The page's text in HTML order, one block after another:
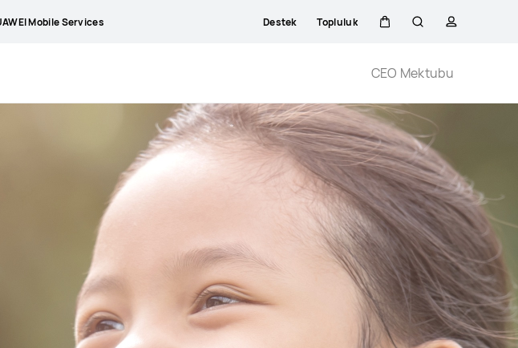
Mobile Services Destek Topluluk
CEO Mektubu